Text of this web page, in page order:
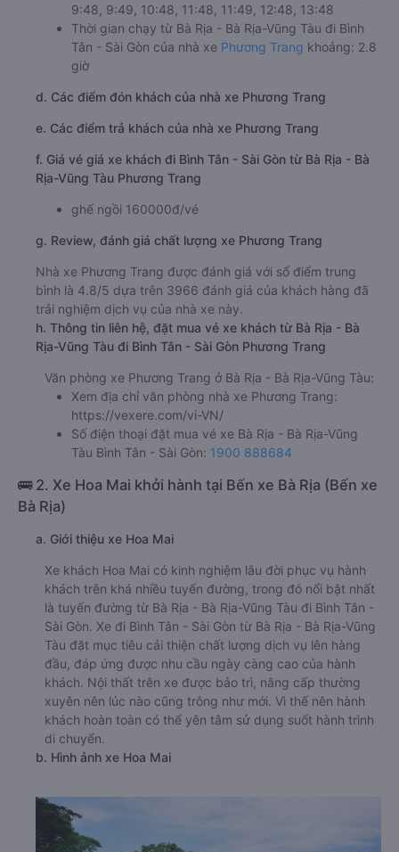
9:48, 9:49, 10:48, 11:48, 11:49, 12:48, 13:48
Thời gian chạy từ Bà Rịa - Bà Rịa-Vũng Tàu đi Bình
Tân - Sài Gòn của nhà xe Phương Trang khoảng: 2.8
giờ
d. Các điểm đón khách của nhà xe Phương Trang
e. Các điểm trả khách của nhà xe Phương Trang
f. Giá vé giá xe khách đi Bình Tân - Sài Gòn từ Bà Rịa - Bà
Rịa-Vũng Tàu Phương Trang
ghế ngồi 160000đ/vé
g. Review, đánh giá chất lượng xe Phương Trang
Nhà xe Phương Trang được đánh giá với số điểm trung
bình là 4.8/5 dựa trên 3966 đánh giá của khách hàng đã
trải nghiệm dịch vụ của nhà xe này.
h. Thông tin liên hệ, đặt mua vé xe khách từ Bà Rịa - Bà
Rịa-Vũng Tàu đi Bình Tân - Sài Gòn Phương Trang
Văn phòng xe Phương Trang ở Bà Rịa - Bà Rịa-Vũng Tàu:
Xem địa chỉ văn phòng nhà xe Phương Trang:
https://vexere.com/vi-VN/
Số điện thoại đặt mua vé xe Bà Rịa - Bà Rịa-Vũng
Tàu Bình Tân - Sài Gòn: 1900 888684
🚌 2. Xe Hoa Mai khởi hành tại Bến xe Bà Rịa (Bến xe
Bà Rịa)
a. Giới thiệu xe Hoa Mai
Xe khách Hoa Mai có kinh nghiệm lâu đời phục vụ hành
khách trên khá nhiều tuyến đường, trong đó nổi bật nhất
là tuyến đường từ Bà Rịa - Bà Rịa-Vũng Tàu đi Bình Tân -
Sài Gòn. Xe đi Bình Tân - Sài Gòn từ Bà Rịa - Bà Rịa-Vũng
Tàu đặt mục tiêu cải thiện chất lượng dịch vụ lên hàng
đầu, đáp ứng được nhu cầu ngày càng cao của hành
khách. Nội thất trên xe được bảo trì, nâng cấp thường
xuyên nên lúc nào cũng trông như mới. Vì thế nên hành
khách hoàn toàn có thể yên tâm sử dụng suốt hành trình
di chuyển.
b. Hình ảnh xe Hoa Mai